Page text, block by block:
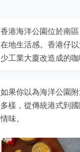
香港海洋公園位於南
在地生活感。香港仔
少工業大廈改造成的咖
如果你以為海洋公園
多樣，從傳統港式到
情味。